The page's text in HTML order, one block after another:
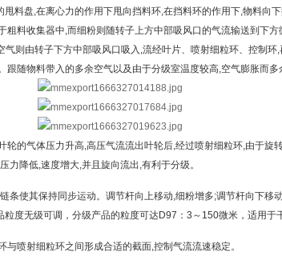
料盘,在离心力的作用下甩向挡料环,在挡料环的作用下,物料向
粗料收集器中,而细粉则随转子上方中部吸风口的气流输送到下
则由转子下方中部吸风口吸入,流经叶片、喷射细粒环、控制环
跟随物料带入的多余空气以及由于分级室温度较高,空气膨胀而多
轮的气体压力升高,高压气流流出叶轮后,经过喷射细粒环,由于旋
力降低,速度增大,并且旋向流出,有利于分级。
条使其保持同步运动。调节杆向上移动,细粉增多;调节杆向下移
度无级可调，分级产品的粒度可达D97：3～150微米，适用于
喷射细粒环之间形成合适的截面,控制气流流速稳定。